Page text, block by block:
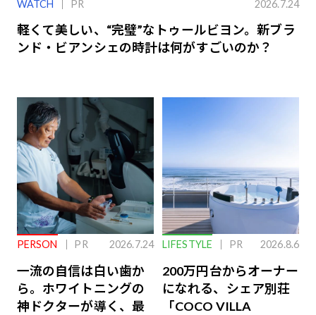
WATCH PR 2026.7.24
軽くて美しい、“完璧”なトゥールビヨン。新ブラ
ンド・ビアンシェの時計は何がすごいのか？
PERSON PR 2026.7.24
一流の自信は白い歯か
ら。ホワイトニングの
神ドクターが導く、最
LIFESTYLE PR 2026.8.6
200万円台からオーナー
になれる、シェア別荘
「COCO VILLA